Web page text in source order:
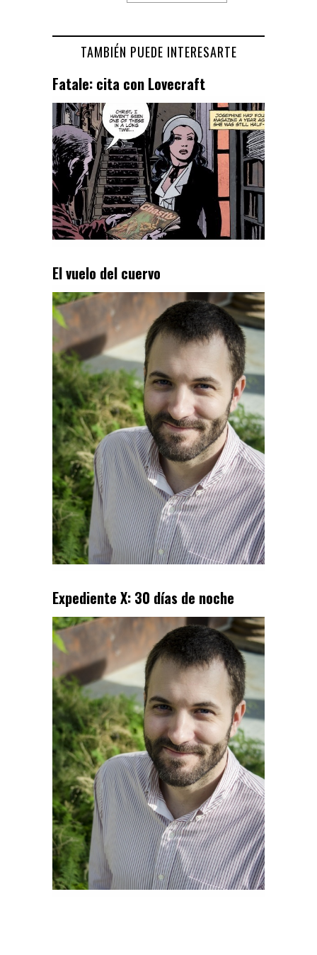
TAMBIÉN PUEDE INTERESARTE
Fatale: cita con Lovecraft
El vuelo del cuervo
Expediente X: 30 días de noche